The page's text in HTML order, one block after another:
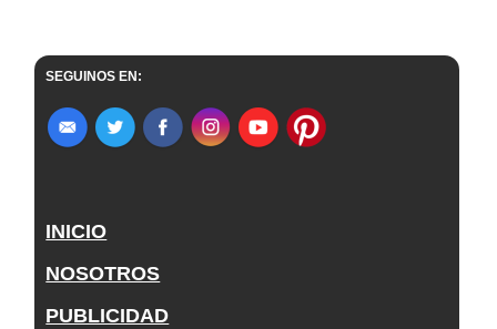
SEGUINOS EN:
INICIO
NOSOTROS
PUBLICIDAD